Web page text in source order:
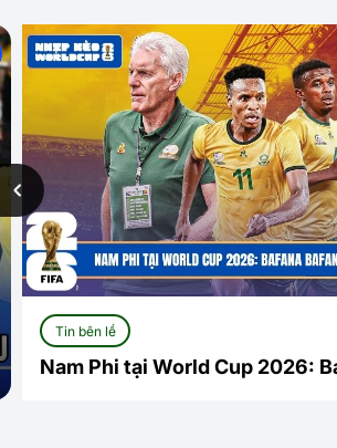
Tin bên lề
Nam Phi tại World Cup 2026: